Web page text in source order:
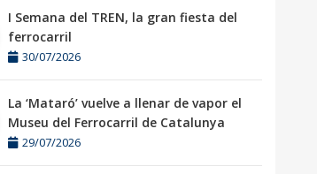
I Semana del TREN, la gran fiesta del
ferrocarril
30/07/2026
La ‘Mataró’ vuelve a llenar de vapor el
Museu del Ferrocarril de Catalunya
29/07/2026